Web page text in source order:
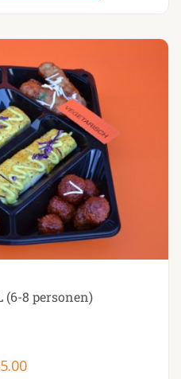
(6-8 personen)